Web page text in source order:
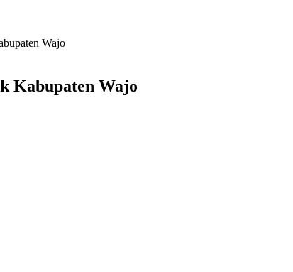
Wajo
Kabupaten Wajo